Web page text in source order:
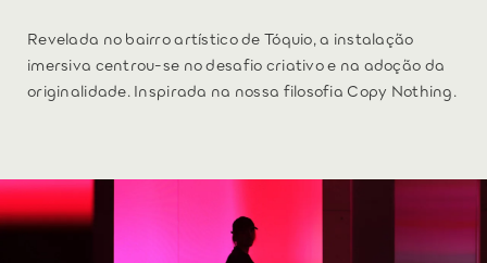
Revelada no bairro artístico de Tóquio, a instalação
imersiva centrou-se no desafio criativo e na adoção da
originalidade. Inspirada na nossa filosofia Copy Nothing.